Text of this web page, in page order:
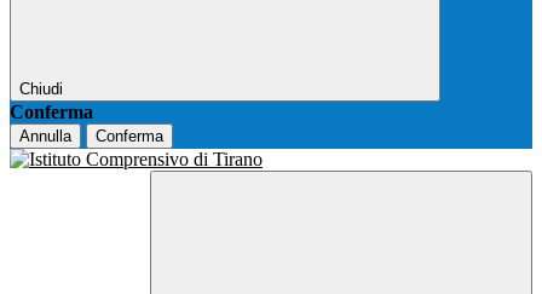
Chiudi
Conferma
Annulla Conferma